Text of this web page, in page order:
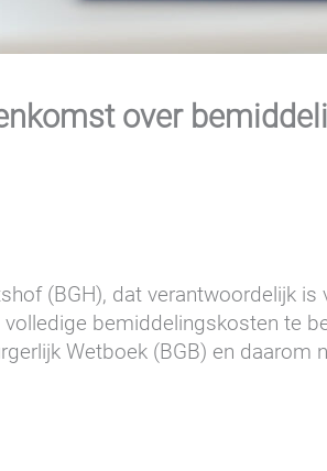
over
(BGH), dat verantwoordelijk
bemiddelingskosten te
Wetboek (BGB) en